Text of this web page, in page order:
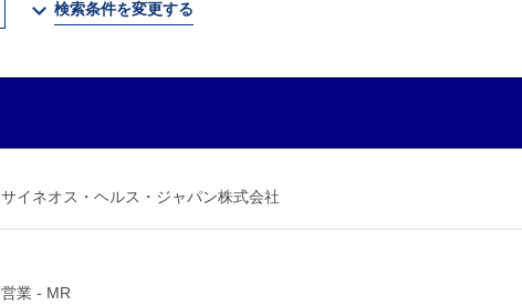
検索条件を変更する
サイネオス・ヘルス・ジャパン株式会社
営業 - MR